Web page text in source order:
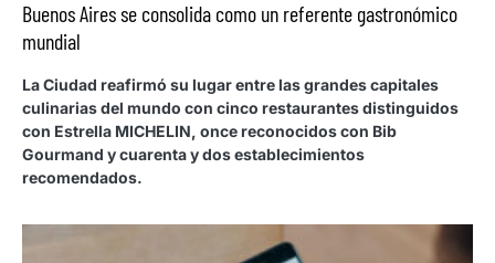
Buenos Aires se consolida como un referente gastronómico
mundial
La Ciudad reafirmó su lugar entre las grandes capitales
culinarias del mundo con cinco restaurantes distinguidos
con Estrella MICHELIN, once reconocidos con Bib
Gourmand y cuarenta y dos establecimientos
recomendados.